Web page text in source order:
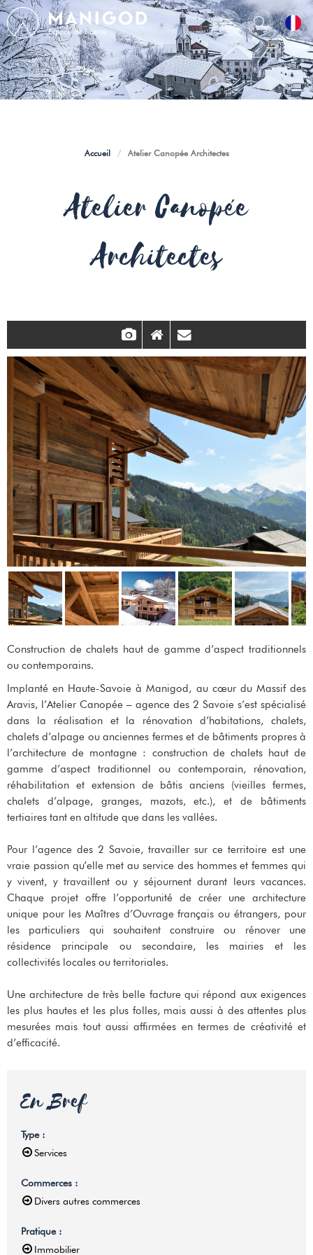
Accueil / Atelier Canopée Architectes
Atelier Canopée
Architectes
Construction de chalets haut de gamme d’aspect traditionnels
ou contemporains.
Implanté en Haute-Savoie à Manigod, au cœur du Massif des
Aravis, l’Atelier Canopée – agence des 2 Savoie s’est spécialisé
dans la réalisation et la rénovation d’habitations, chalets,
chalets d’alpage ou anciennes fermes et de bâtiments propres à
l’architecture de montagne : construction de chalets haut de
gamme d’aspect traditionnel ou contemporain, rénovation,
réhabilitation et extension de bâtis anciens (vieilles fermes,
chalets d’alpage, granges, mazots, etc.), et de bâtiments
tertiaires tant en altitude que dans les vallées.
Pour l’agence des 2 Savoie, travailler sur ce territoire est une
vraie passion qu’elle met au service des hommes et femmes qui
y vivent, y travaillent ou y séjournent durant leurs vacances.
Chaque projet offre l’opportunité de créer une architecture
unique pour les Maîtres d’Ouvrage français ou étrangers, pour
les particuliers qui souhaitent construire ou rénover une
résidence principale ou secondaire, les mairies et les
collectivités locales ou territoriales.
Une architecture de très belle facture qui répond aux exigences
les plus hautes et les plus folles, mais aussi à des attentes plus
mesurées mais tout aussi affirmées en termes de créativité et
d’efficacité.
En Bref
Type :
Services
Commerces :
Divers autres commerces
Pratique :
Immobilier